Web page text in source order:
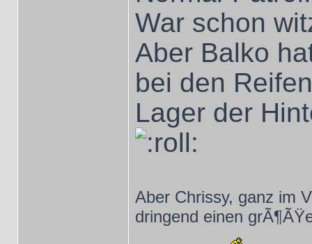
War schon
Aber Balko
bei den
Lager der
Aber Chrissy, ganz im
dringend einen